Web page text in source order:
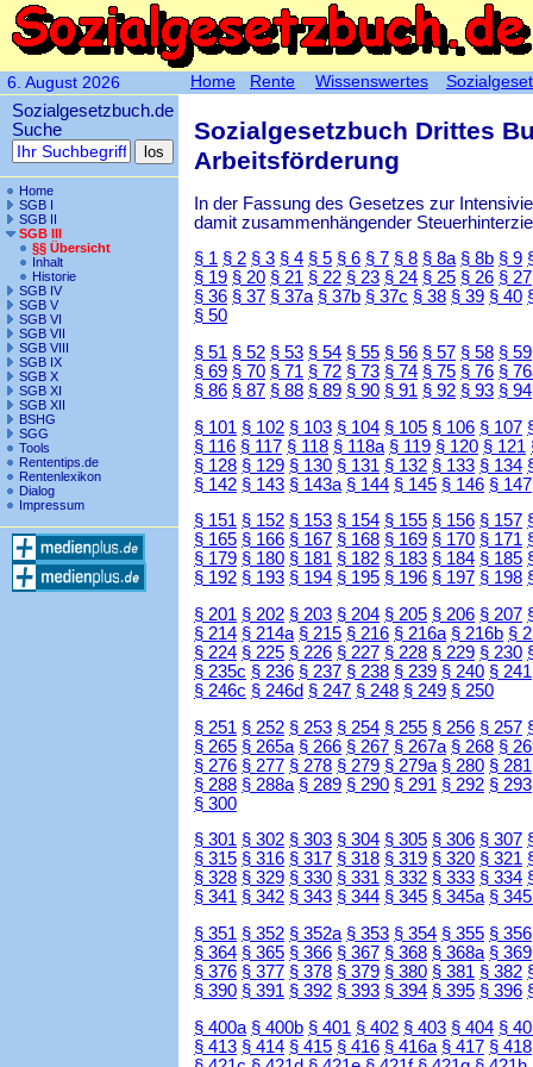
6. August 2026
Sozialgesetzbuch.de
Suche
Home
SGB I
SGB II
SGB III
§§ Übersicht
Inhalt
Historie
SGB IV
SGB V
SGB VI
SGB VII
SGB VIII
SGB IX
SGB X
SGB XI
SGB XII
BSHG
SGG
Tools
Rententips.de
Rentenlexikon
Dialog
Impressum
Sozialgesetzbuch Drittes
Arbeitsförderung
In der Fassung des Gesetzes zur
damit zusammenhängender
§ 1 § 2 § 3 § 4 § 5 § 6 § 7 § 8 § 8a § 8b § 9
§ 19 § 20 § 21 § 22 § 23 § 24 § 25 § 26 § 27
§ 36 § 37 § 37a § 37b § 37c § 38 § 39 § 40
§ 50
§ 51 § 52 § 53 § 54 § 55 § 56 § 57 § 58 § 59
§ 69 § 70 § 71 § 72 § 73 § 74 § 75 § 76 §
§ 86 § 87 § 88 § 89 § 90 § 91 § 92 § 93 § 94
§ 101 § 102 § 103 § 104 § 105 § 106 § 107
§ 116 § 117 § 118 § 118a § 119 § 120 § 121
§ 128 § 129 § 130 § 131 § 132 § 133 § 134
§ 142 § 143 § 143a § 144 § 145 § 146 § 147
§ 151 § 152 § 153 § 154 § 155 § 156 § 157
§ 165 § 166 § 167 § 168 § 169 § 170 § 171
§ 179 § 180 § 181 § 182 § 183 § 184 § 185
§ 192 § 193 § 194 § 195 § 196 § 197 § 198
§ 201 § 202 § 203 § 204 § 205 § 206 § 207
§ 214 § 214a § 215 § 216 § 216a § 216b §
§ 224 § 225 § 226 § 227 § 228 § 229 § 230
§ 235c § 236 § 237 § 238 § 239 § 240 § 241
§ 246c § 246d § 247 § 248 § 249 § 250
§ 251 § 252 § 253 § 254 § 255 § 256 § 257
§ 265 § 265a § 266 § 267 § 267a § 268 §
§ 276 § 277 § 278 § 279 § 279a § 280 § 281
§ 288 § 288a § 289 § 290 § 291 § 292 § 293
§ 300
§ 301 § 302 § 303 § 304 § 305 § 306 § 307
§ 315 § 316 § 317 § 318 § 319 § 320 § 321
§ 328 § 329 § 330 § 331 § 332 § 333 § 334
§ 341 § 342 § 343 § 344 § 345 § 345a §
§ 351 § 352 § 352a § 353 § 354 § 355 § 356
§ 364 § 365 § 366 § 367 § 368 § 368a § 369
§ 376 § 377 § 378 § 379 § 380 § 381 § 382
§ 390 § 391 § 392 § 393 § 394 § 395 § 396
§ 400a § 400b § 401 § 402 § 403 § 404 §
§ 413 § 414 § 415 § 416 § 416a § 417 § 418
Home Rente Wissenswertes